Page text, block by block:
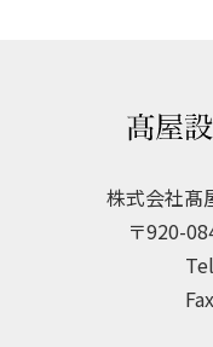
株式会社髙
〒920-